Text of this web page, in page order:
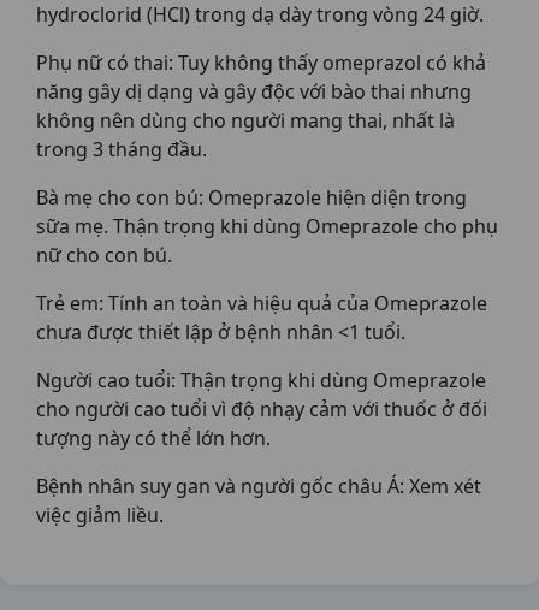
hydroclorid (HCl) trong dạ dày trong vòng 24 giờ.
Phụ nữ có thai: Tuy không thấy omeprazol có khả
năng gây dị dạng và gây độc với bào thai nhưng
không nên dùng cho người mang thai, nhất là
trong 3 tháng đầu.
Bà mẹ cho con bú: Omeprazole hiện diện trong
sữa mẹ. Thận trọng khi dùng Omeprazole cho phụ
nữ cho con bú.
Trẻ em: Tính an toàn và hiệu quả của Omeprazole
chưa được thiết lập ở bệnh nhân <1 tuổi.
Người cao tuổi: Thận trọng khi dùng Omeprazole
cho người cao tuổi vì độ nhạy cảm với thuốc ở đối
tượng này có thể lớn hơn.
Bệnh nhân suy gan và người gốc châu Á: Xem xét
việc giảm liều.